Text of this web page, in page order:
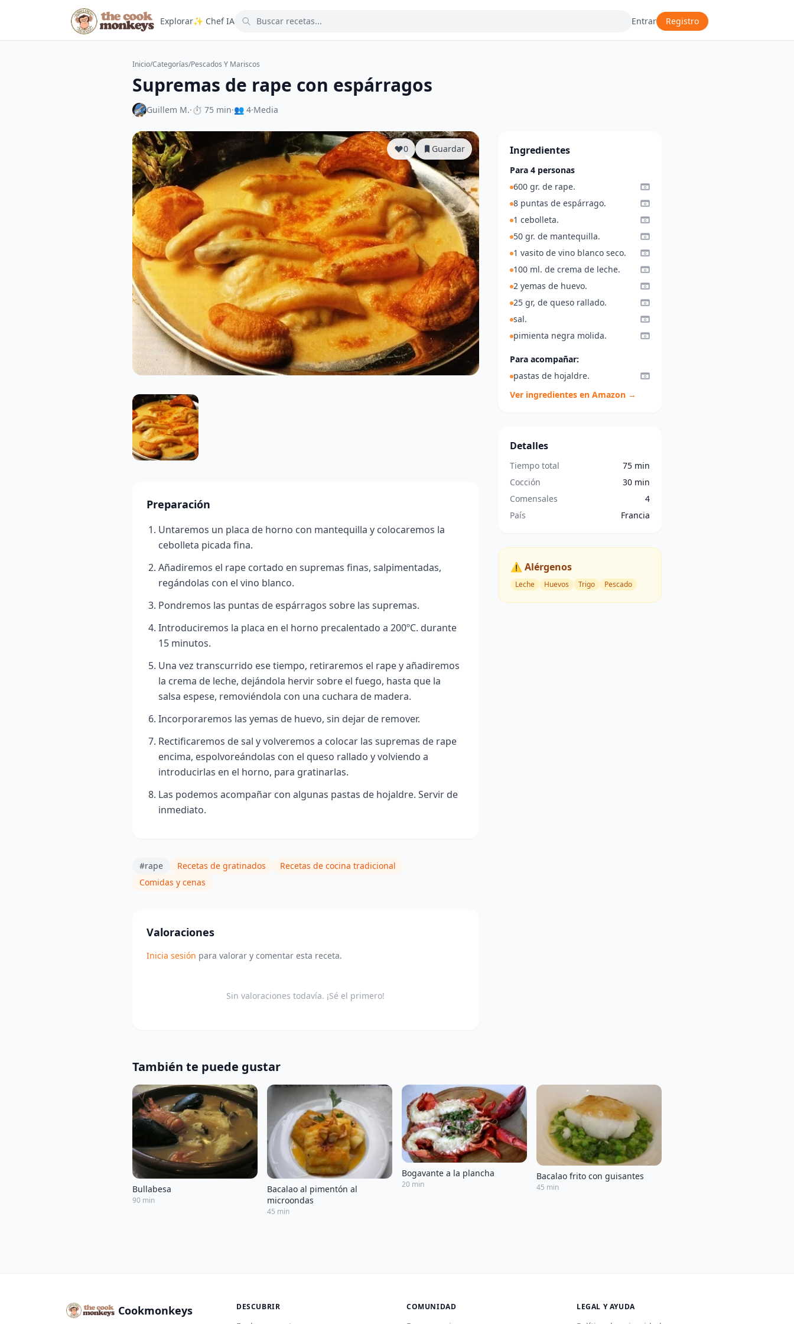
Explorar✨ Chef IA Entrar Registro
Inicio/Categorías/Pescados Y Mariscos
Supremas de rape con espárragos
Guillem M.·⏱ 75 min·👥 4·Media
0 Guardar
Preparación
Untaremos un placa de horno con mantequilla y colocaremos la
cebolleta picada fina.
Añadiremos el rape cortado en supremas finas, salpimentadas,
regándolas con el vino blanco.
Pondremos las puntas de espárragos sobre las supremas.
Introduciremos la placa en el horno precalentado a 200ºC. durante
15 minutos.
Una vez transcurrido ese tiempo, retiraremos el rape y añadiremos
la crema de leche, dejándola hervir sobre el fuego, hasta que la
salsa espese, removiéndola con una cuchara de madera.
Incorporaremos las yemas de huevo, sin dejar de remover.
Rectificaremos de sal y volveremos a colocar las supremas de rape
encima, espolvoreándolas con el queso rallado y volviendo a
introducirlas en el horno, para gratinarlas.
Las podemos acompañar con algunas pastas de hojaldre. Servir de
inmediato.
#rape Recetas de gratinados
Recetas de cocina tradicional
Comidas y cenas
Valoraciones
Inicia sesión para valorar y comentar esta receta.
Sin valoraciones todavía. ¡Sé el primero!
Ingredientes
Para 4 personas
600 gr. de rape.
8 puntas de espárrago.
1 cebolleta.
50 gr. de mantequilla.
1 vasito de vino blanco seco.
100 ml. de crema de leche.
2 yemas de huevo.
25 gr, de queso rallado.
sal.
pimienta negra molida.
Para acompañar:
pastas de hojaldre.
Ver ingredientes en Amazon →
Detalles
Tiempo total
75 min
Cocción
30 min
Comensales
4
País
Francia
⚠️ Alérgenos
Leche Huevos Trigo Pescado
También te puede gustar
Bullabesa
90 min
Bacalao al pimentón al
microondas
45 min
Bogavante a la plancha
20 min
Bacalao frito con guisantes
45 min
Cookmonkeys DESCUBRIR COMUNIDAD LEGAL Y AYUDA